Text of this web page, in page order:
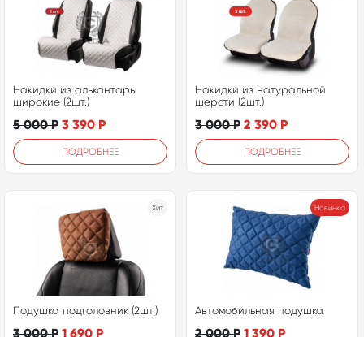
Накидки из алькантары
широкие (2шт.)
5 000Р 3 390 Р
ПОДРОБНЕЕ
Накидки из натуральной
шерсти (2шт.)
3 000Р 2 390 Р
ПОДРОБНЕЕ
Хит
Подушка подголовник (2шт.)
3 000Р 1 690 Р
Новинка
Автомобильная подушка
2 000Р 1 390 Р